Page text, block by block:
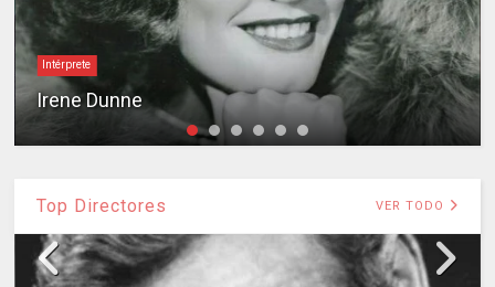
Intérprete
Irene Dunne
Top Directores VER TODO